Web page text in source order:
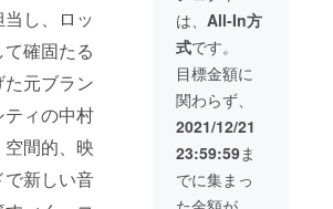
当し、ロッ
確固たる
元ブラン
ィの中村
間的、映
新しい音
ローマ
のご記
入をよ
ろしく
お願い
致しま
メン
バーか
致しま
レコー
ディン
グ時の
秘蔵映
像（約
●プロ
ジェク
●アルバ
お名前
クレ
ジット
備考欄
にお名
ローマ
字表記
お願い
す。 ●
レコー
ディン
グ時の
秘蔵映
30分）
●プロ
して
は、後
日メッ
セージ
にてお
知らせ
いたし
ます。
なお、
当日の
交通
は、 All-In方
式です。
目標金額に
関わらず、
2021/12/21
23:59:59ま
でに集まっ